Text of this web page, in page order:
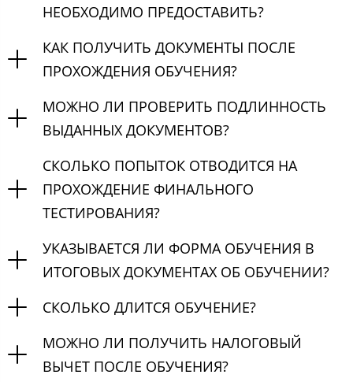
НЕОБХОДИМО ПРЕДОСТАВИТЬ?
КАК ПОЛУЧИТЬ ДОКУМЕНТЫ ПОСЛЕ
ПРОХОЖДЕНИЯ ОБУЧЕНИЯ?
МОЖНО ЛИ ПРОВЕРИТЬ ПОДЛИННОСТЬ
ВЫДАННЫХ ДОКУМЕНТОВ?
СКОЛЬКО ПОПЫТОК ОТВОДИТСЯ НА
ПРОХОЖДЕНИЕ ФИНАЛЬНОГО
ТЕСТИРОВАНИЯ?
УКАЗЫВАЕТСЯ ЛИ ФОРМА ОБУЧЕНИЯ В
ИТОГОВЫХ ДОКУМЕНТАХ ОБ ОБУЧЕНИИ?
СКОЛЬКО ДЛИТСЯ ОБУЧЕНИЕ?
МОЖНО ЛИ ПОЛУЧИТЬ НАЛОГОВЫЙ
ВЫЧЕТ ПОСЛЕ ОБУЧЕНИЯ?